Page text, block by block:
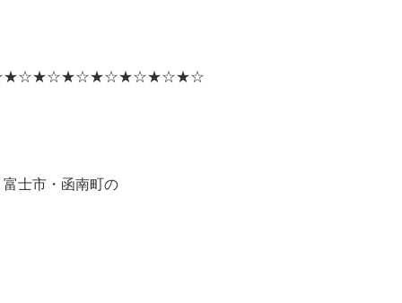
士市・函南町の